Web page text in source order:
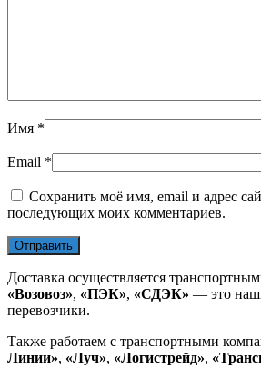
Имя *
Email *
Сохранить моё имя, email и адрес
последующих моих комментариев.
Доставка осуществляется
«Возовоз», «ПЭК», «СДЭК» — это
перевозчики.
Также работаем с транспортными
Линии», «Луч», «Логистрейд»,